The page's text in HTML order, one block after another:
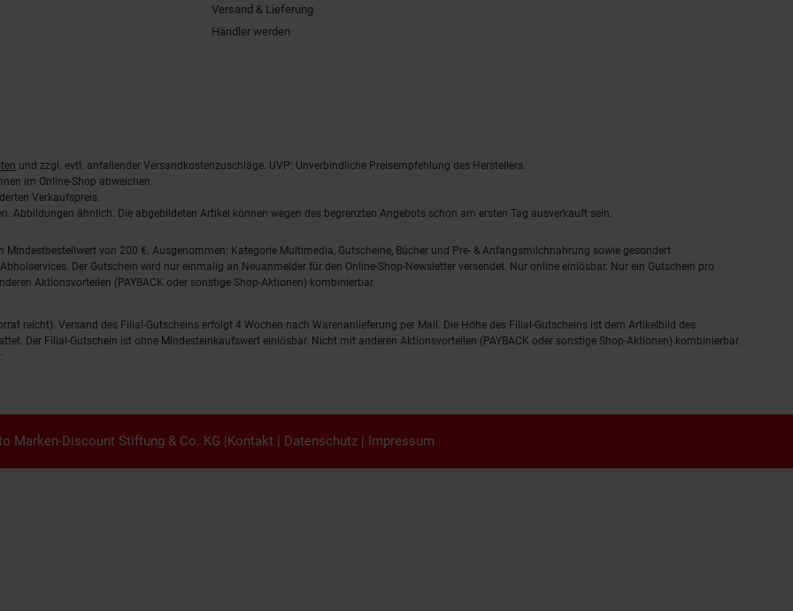
Versand & Lieferung
Händler werden
und zzgl. evtl. anfallender Versandkostenzuschläge. UVP: Unverbindliche Preisempfehlung des Herstellers.
im Online-Shop abweichen.
Verkaufspreis.
Abbildungen ähnlich. Die abgebildeten Artikel können wegen des begrenzten Angebots schon am ersten Tag ausverkauft sein.
von 200 €. Ausgenommen: Kategorie Multimedia, Gutscheine, Bücher und Pre- & Anfangsmilchnahrung sowie gesondert
Der Gutschein wird nur einmalig an Neuanmelder für den Online-Shop-Newsletter versendet. Nur online einlösbar. Nur ein Gutschein pro
Aktionsvorteilen (PAYBACK oder sonstige Shop-Aktionen) kombinierbar.
reicht). Versand des Filial-Gutscheins erfolgt 4 Wochen nach Warenanlieferung per Mail. Die Höhe des Filial-Gutscheins ist dem Artikelbild des
Der Filial-Gutschein ist ohne Mindesteinkaufswert einlösbar. Nicht mit anderen Aktionsvorteilen (PAYBACK oder sonstige Shop-Aktionen) kombinierbar.
Marken-Discount Stiftung & Co. KG | Kontakt Datenschutz| Impressum